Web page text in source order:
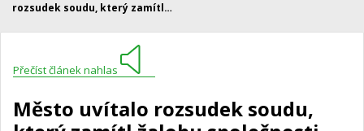
rozsudek soudu, který zamítl…
Přečíst článek nahlas
Město uvítalo rozsudek soudu,